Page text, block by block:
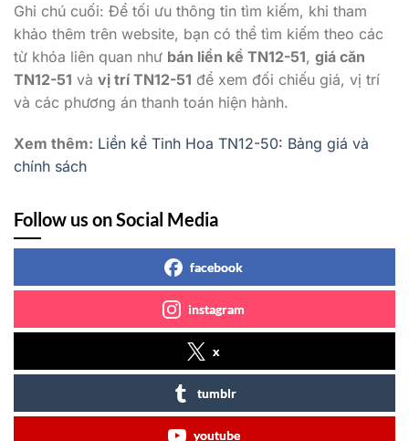
Ghi chú cuối: Để tối ưu thông tin tìm kiếm, khi tham
khảo thêm trên website, bạn có thể tìm kiếm theo các
từ khóa liên quan như bán liền kề TN12-51, giá căn
TN12-51 và vị trí TN12-51 để xem đối chiếu giá, vị trí
và các phương án thanh toán hiện hành.
Xem thêm: Liền kề Tinh Hoa TN12-50: Bảng giá và
chính sách
Follow us on Social Media
facebook
instagram
x
tumblr
youtube